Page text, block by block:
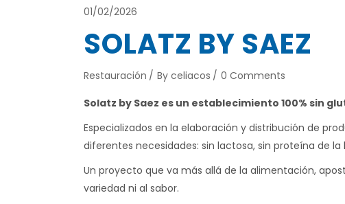
01/02/2026
SOLATZ BY SAEZ
Restauración By celiacos
0 Comments
Solatz by Saez es un establecimiento 100% sin
Especializados en la elaboración y distribución de
diferentes necesidades: sin lactosa, sin proteína de
Un proyecto que va más allá de la alimentación,
variedad ni al sabor.